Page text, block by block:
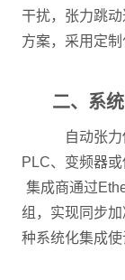
干扰，张力跳
方案，采用定
二、系
自动张
PLC、变频器
集成商通过
组，实现同步
种系统化集成